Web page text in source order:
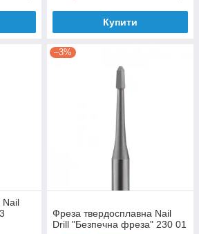
Купити
Nail
–3%
Фреза твердосплавна Nail
Drill "Безпечна фреза" 230 01